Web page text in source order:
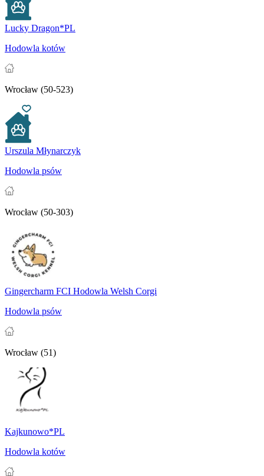
Lucky Dragon*PL
Hodowla kotów
Wrocław (50-523)
Urszula Młynarczyk
Hodowla psów
Wrocław (50-303)
Gingercharm FCI Hodowla Welsh Corgi
Hodowla psów
Wrocław (51)
Kajkunowo*PL
Hodowla kotów